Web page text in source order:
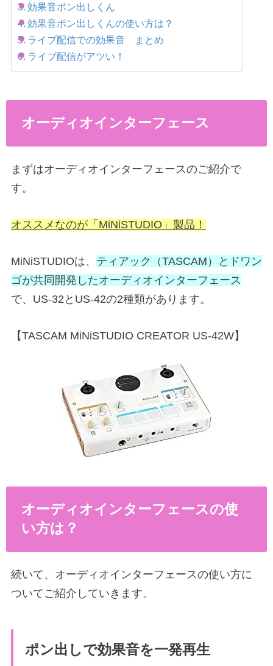
効果音ポン出しくん
効果音ポン出しくんの使い方は？
ライブ配信での効果音 まとめ
ライブ配信がアツい！
オーディオインターフェース
まずはオーディオインターフェースのご紹介で
す。
オススメなのが 「MiNiSTUDIO」製品！
MiNiSTUDIOは、 ティアック（TASCAM）とドワン
ゴが共同開発したオーディオインターフェース
で、US-32とUS-42の2種類があります。
【TASCAM MiNiSTUDIO CREATOR US-42W】
オーディオインターフェースの使
い方は？
続いて、オーディオインターフェースの使い方に
ついてご紹介していきます。
ポン出しで効果音を一発再生